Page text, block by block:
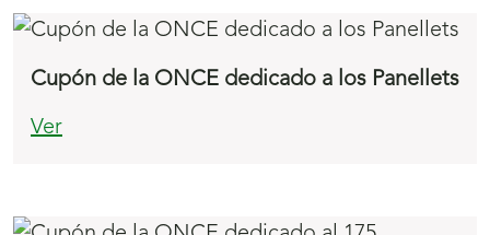
Cupón de la ONCE dedicado a los Panellets
Ver